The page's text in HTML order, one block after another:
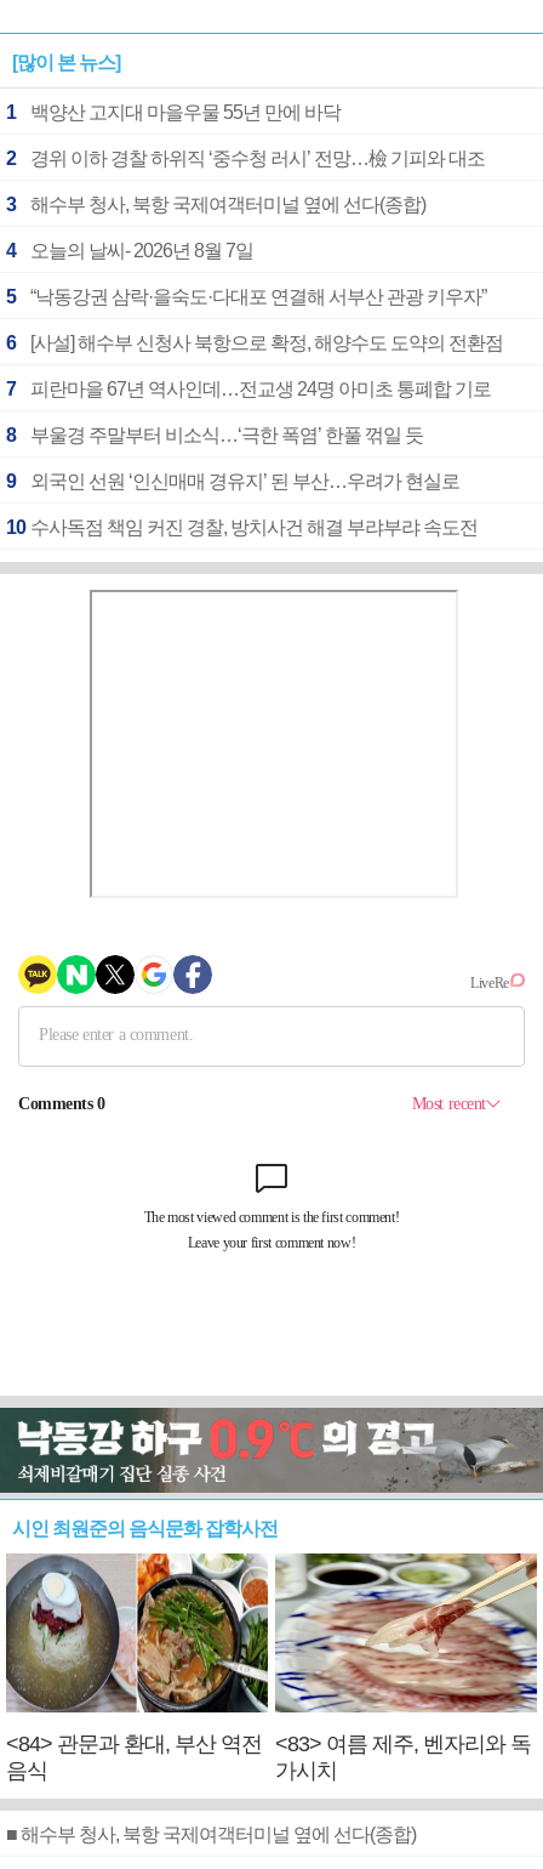
[많이 본 뉴스]
1 백양산 고지대 마을우물 55년 만에 바닥
2 경위 이하 경찰 하위직 ‘중수청 러시’ 전망…檢 기피와 대조
3 해수부 청사, 북항 국제여객터미널 옆에 선다(종합)
4 오늘의 날씨- 2026년 8월 7일
5 “낙동강권 삼락·을숙도·다대포 연결해 서부산 관광 키우자”
6 [사설] 해수부 신청사 북항으로 확정, 해양수도 도약의 전환점
7 피란마을 67년 역사인데…전교생 24명 아미초 통폐합 기로
8 부울경 주말부터 비소식…‘극한 폭염’ 한풀 꺾일 듯
9 외국인 선원 ‘인신매매 경유지’ 된 부산…우려가 현실로
10 수사독점 책임 커진 경찰, 방치사건 해결 부랴부랴 속도전
시인 최원준의 음식문화 잡학사전
<84> 관문과 환대, 부산 역전
음식
<83> 여름 제주, 벤자리와 독
가시치
■ 해수부 청사, 북항 국제여객터미널 옆에 선다(종합)